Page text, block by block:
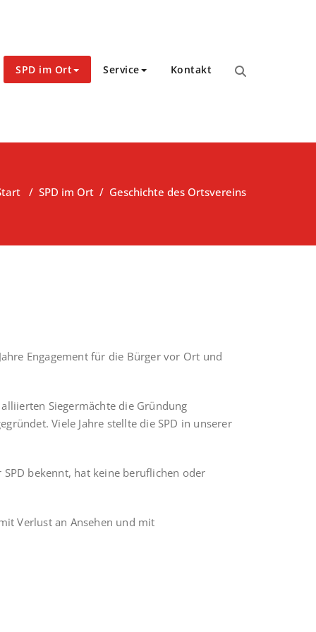
SPD im Ort Service Kontakt
/ SPD im Ort / Geschichte des Ortsvereins
Engagement für die Bürger vor Ort und
Siegermächte die Grün­dung
Viele Jahre stellte die SPD in unserer
bekennt, hat keine berufli­chen oder
Verlust an Ansehen und mit